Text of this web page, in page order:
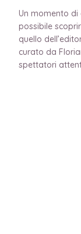
Un momento di
possibile
quello
curato da
spettatori